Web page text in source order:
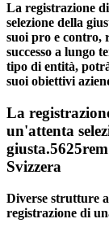
La registrazione
selezione della
suoi pro e contro,
successo a lungo
tipo di entità,
suoi obiettivi
La
un'attenta
Svizzera
Diverse strutture
registrazione di